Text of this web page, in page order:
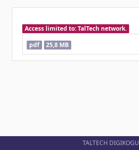
Access limited to: TalTech network.
pdf
25,8 MB
TALTECH DIGIKOGU